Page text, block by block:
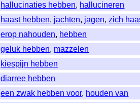
hallucinaties hebben, hallucineren
haast hebben, jachten, jagen,zich
erop nahouden, hebben
geluk hebben, mazzelen
kiespijn hebben
diarree hebben
een zwak hebben voor, houden van